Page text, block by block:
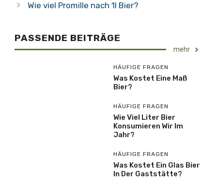
Wie viel Promille nach 1l Bier?
PASSENDE BEITRÄGE
mehr
HÄUFIGE FRAGEN
Was Kostet Eine Maß
Bier?
HÄUFIGE FRAGEN
Wie Viel Liter Bier
Konsumieren Wir Im
Jahr?
HÄUFIGE FRAGEN
Was Kostet Ein Glas Bier
In Der Gaststätte?